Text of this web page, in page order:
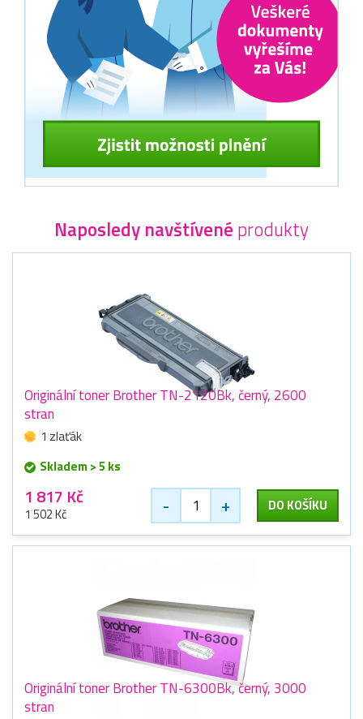
Naposledy navštívené produkty
Originální toner Brother TN-2120Bk, černý, 2600
stran
1 zlaťák
Skladem > 5 ks
1 817 Kč
1 502 Kč - + DO KOŠÍKU
Originální toner Brother TN-6300Bk, černý, 3000
stran